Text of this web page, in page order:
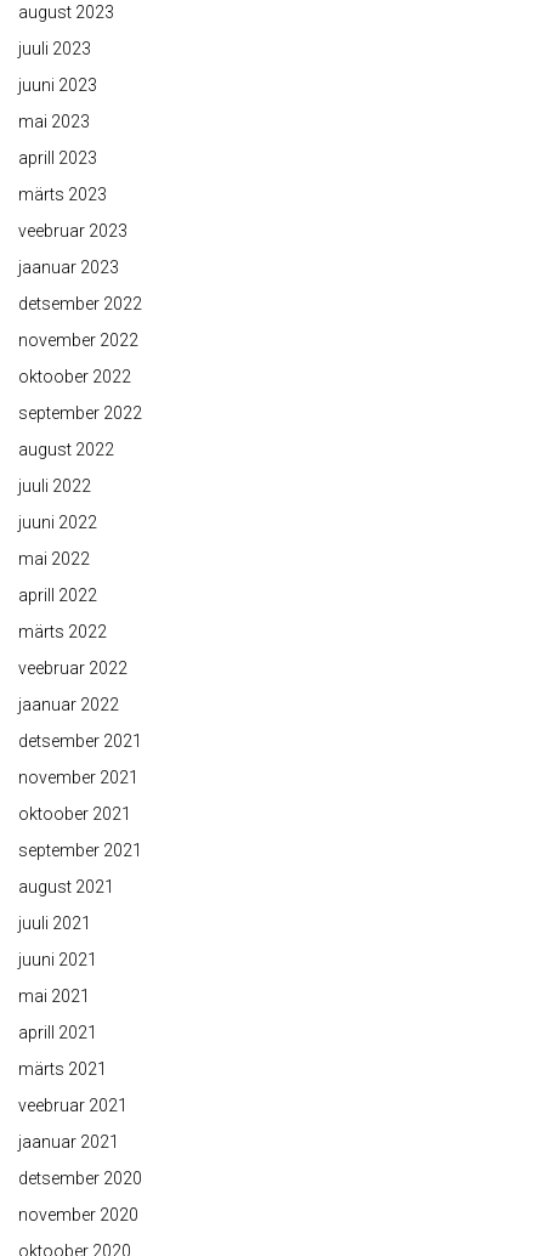
august 2023
juuli 2023
juuni 2023
mai 2023
aprill 2023
märts 2023
veebruar 2023
jaanuar 2023
detsember 2022
november 2022
oktoober 2022
september 2022
august 2022
juuli 2022
juuni 2022
mai 2022
aprill 2022
märts 2022
veebruar 2022
jaanuar 2022
detsember 2021
november 2021
oktoober 2021
september 2021
august 2021
juuli 2021
juuni 2021
mai 2021
aprill 2021
märts 2021
veebruar 2021
jaanuar 2021
detsember 2020
november 2020
oktoober 2020